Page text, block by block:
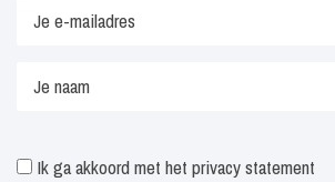
Ik ga akkoord met het privacy statement